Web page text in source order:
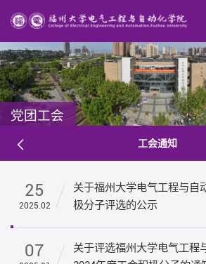
党团工会
工会通知
25
2025.02
关于福州大学电气工程与自
极分子评选的公示
07
关于评选福州大学电气工程